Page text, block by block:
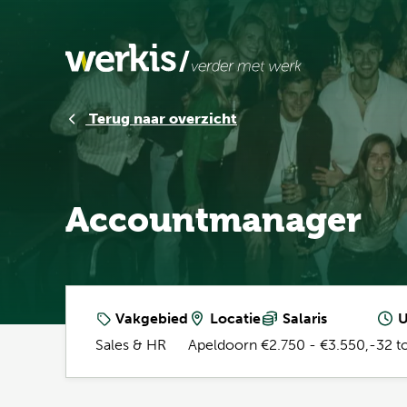
Terug naar overzicht
Accountmanager
Vakgebied
Sales & HR
Locatie
Apeldoorn
Salaris
€2.750 - €3.550,-32